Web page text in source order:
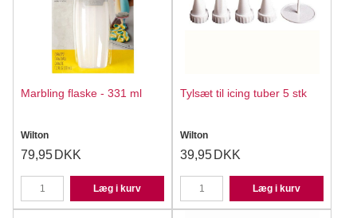
Marbling flaske - 331 ml
Wilton
79,95 DKK
Læg i kurv
Tylsæt til icing tuber 5 stk
Wilton
39,95 DKK
Læg i kurv